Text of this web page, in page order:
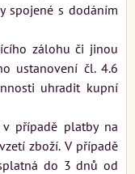
spojené s dodáním
zálohu či jinou
ustanovení čl. 4.6
uhradit kupní
případě platby na
zboží. V případě
do 3 dnů od